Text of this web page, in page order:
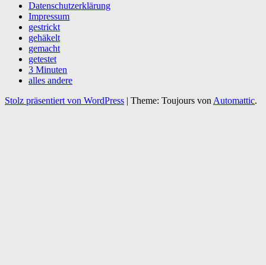
Datenschutzerklärung
Impressum
gestrickt
gehäkelt
gemacht
getestet
3 Minuten
alles andere
Stolz präsentiert von WordPress | Theme: Toujours von Automattic.